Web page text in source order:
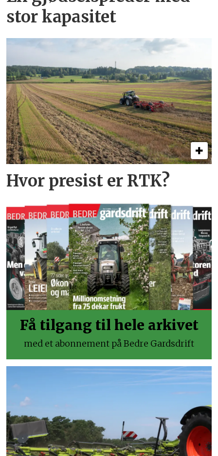
stor kapasitet
Hvor presist er RTK?
Få tilgang til hele arkivet
med et abonnement på Bedre Gardsdrift